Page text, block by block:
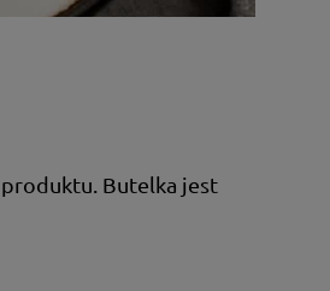
produktu. Butelka jest